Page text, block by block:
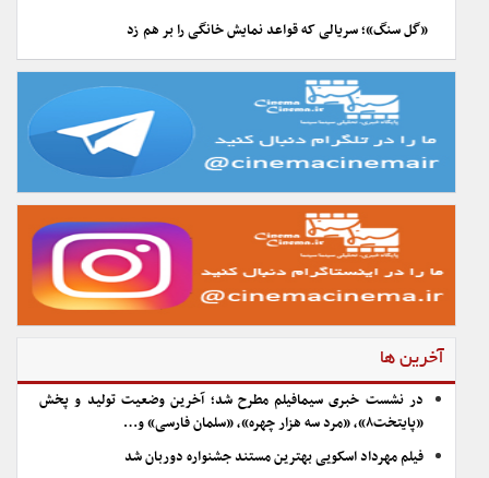
«گل سنگ»؛ سریالی که قواعد نمایش خانگی را بر هم زد
آخرین ها
در نشست خبری سیمافیلم مطرح شد؛ آخرین وضعیت تولید و پخش
«پایتخت۸»، «مرد سه هزار چهره»، «سلمان فارسی» و…
فیلم مهرداد اسکویی بهترین مستند جشنواره دوربان شد